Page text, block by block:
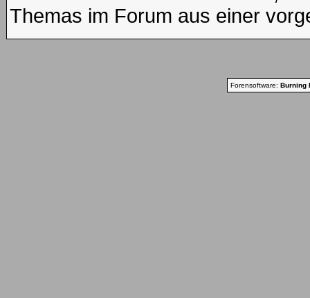
Themas im Forum aus einer
Forensoftware: Burning